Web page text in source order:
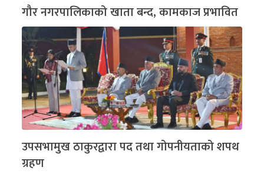
गौर नगरपालिकाको खाता बन्द, कामकाज प्रभावित
उपसभामुख ठाकुरद्वारा पद तथा गोपनीयताको शपथ
ग्रहण